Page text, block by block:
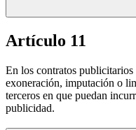
Artículo 11
En los contratos
exoneración, imputación o
terceros en que puedan
publicidad.